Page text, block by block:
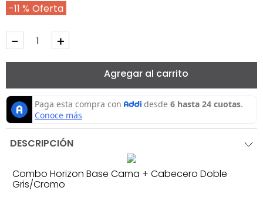
11 %
＋
－
Agregar al carrito
DESCRIPCIÓN
Combo Horizon Base Cama + Cabecero Doble
Gris/Cromo